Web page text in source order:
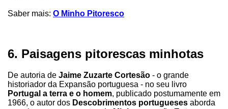
Saber mais: O Minho Pitoresco
6. Paisagens pitorescas minhotas
De autoria de Jaime Zuzarte Cortesão - o grande
historiador da Expansão portuguesa - no seu livro
Portugal a terra e o homem, publicado postumamente em
1966, o autor dos Descobrimentos portugueses aborda